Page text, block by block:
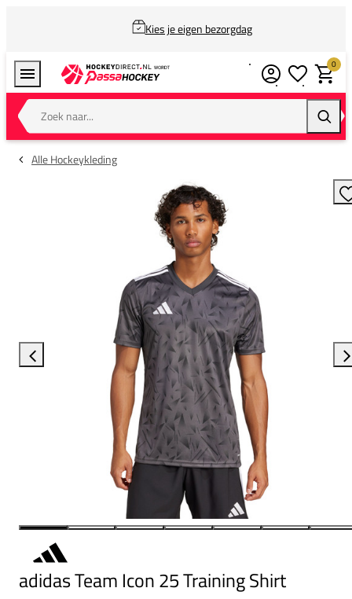
Kies je eigen bezorgdag
Zoek naar...
0
Alle Hockeykleding
adidas Team Icon 25 Training Shirt